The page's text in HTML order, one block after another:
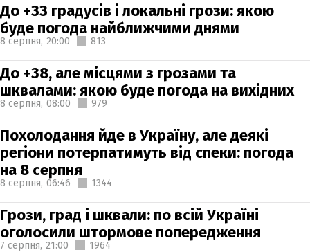
До +33 градусів і локальні грози: якою
буде погода найближчими днями
8 серпня, 20:00 813
До +38, але місцями з грозами та
шквалами: якою буде погода на вихідних
8 серпня, 08:00 979
Похолодання йде в Україну, але деякі
регіони потерпатимуть від спеки: погода
на 8 серпня
8 серпня, 06:46 1344
Грози, град і шквали: по всій Україні
оголосили штормове попередження
7 серпня, 21:00 1964